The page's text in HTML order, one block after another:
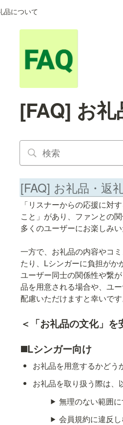
品について
[FAQ] お
[FAQ] お礼品・返
「リスナーからの応援に対
こと」があり、ファンとの
多くのユーザーにお楽しみい
一方で、お礼品の内容やコ
たり、Lシンガーに負担がか
ユーザー同士の関係性や繋
品を用意される場合や、ユ
＜「お礼品の文化」
◼️Lシンガー向け
お礼品を用意するかどう
お礼品を取り扱う際は、
無理のない範囲
会員規約に違反